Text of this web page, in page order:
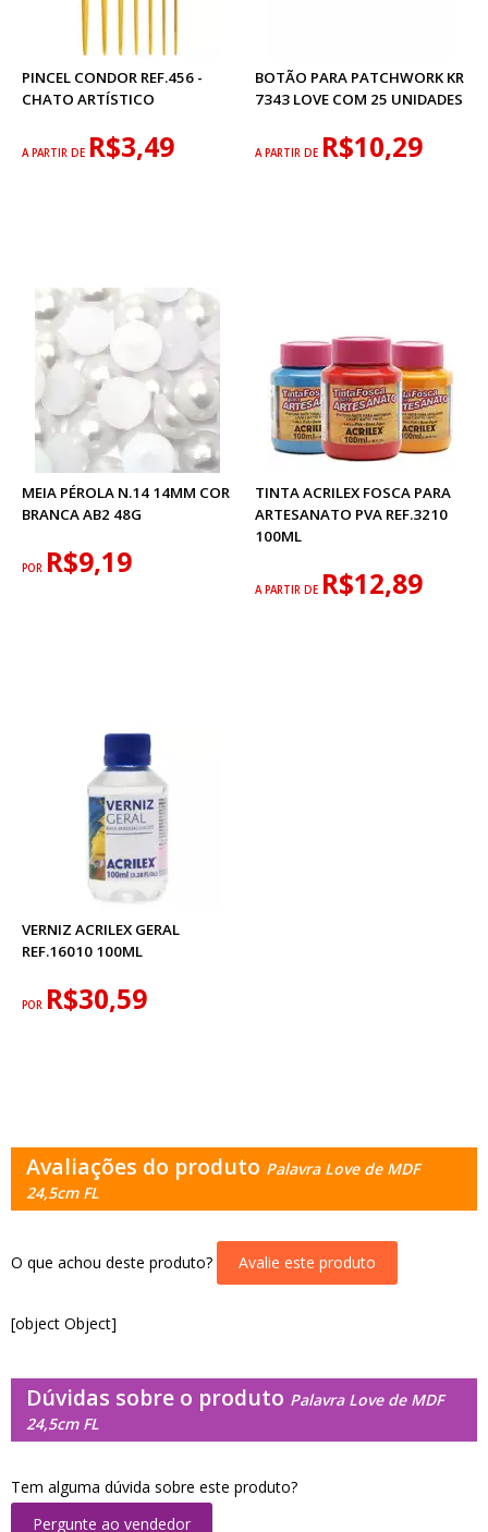
PINCEL CONDOR REF.456 -
CHATO ARTÍSTICO
A PARTIR DE R$3,49
BOTÃO PARA PATCHWORK KR
7343 LOVE COM 25 UNIDADES
A PARTIR DE R$10,29
MEIA PÉROLA N.14 14MM COR
BRANCA AB2 48G
POR R$9,19
TINTA ACRILEX FOSCA PARA
ARTESANATO PVA REF.3210
100ML
A PARTIR DE R$12,89
VERNIZ ACRILEX GERAL
REF.16010 100ML
POR R$30,59
Avaliações do produto Palavra Love de MDF
24,5cm FL
O que achou deste produto? Avalie este produto
[object Object]
Dúvidas sobre o produto Palavra Love de MDF
24,5cm FL
Tem alguma dúvida sobre este produto?
Pergunte ao vendedor